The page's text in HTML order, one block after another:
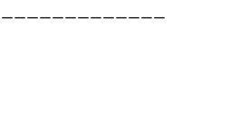
ーーーーーーーーーーーー